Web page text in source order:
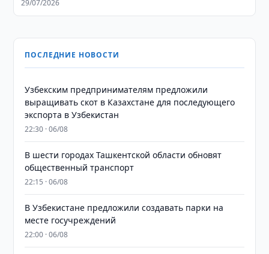
29/07/2026
ПОСЛЕДНИЕ НОВОСТИ
Узбекским предпринимателям предложили
выращивать скот в Казахстане для последующего
экспорта в Узбекистан
22:30 · 06/08
В шести городах Ташкентской области обновят
общественный транспорт
22:15 · 06/08
В Узбекистане предложили создавать парки на
месте госучреждений
22:00 · 06/08